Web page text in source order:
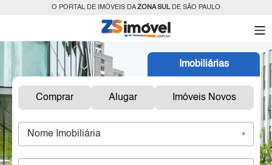
O PORTAL DE IMÓVEIS DAZONA SULDE SÃO PAULO
Comprar Alugar Imóveis Novos
Imobiliárias
Nome Imobiliária